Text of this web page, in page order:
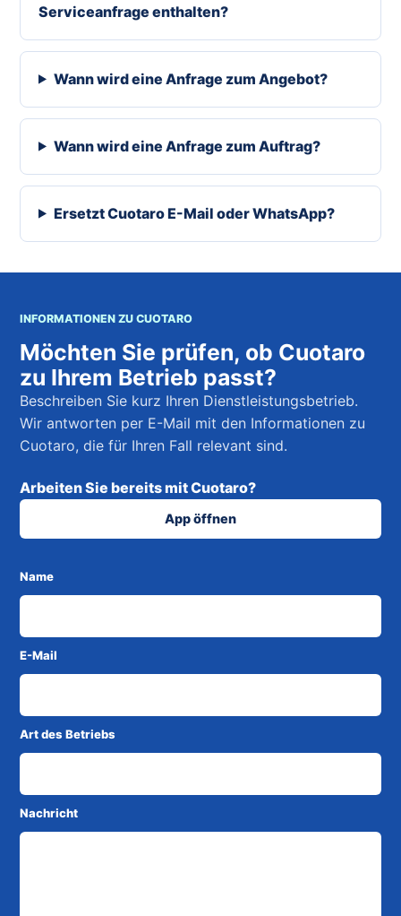
Serviceanfrage enthalten?
Wann wird eine Anfrage zum Angebot?
Wann wird eine Anfrage zum Auftrag?
Ersetzt Cuotaro E-Mail oder WhatsApp?
INFORMATIONEN ZU CUOTARO
Möchten Sie prüfen, ob Cuotaro
zu Ihrem Betrieb passt?
Beschreiben Sie kurz Ihren Dienstleistungsbetrieb.
Wir antworten per E-Mail mit den Informationen zu
Cuotaro, die für Ihren Fall relevant sind.
Arbeiten Sie bereits mit Cuotaro?
App öffnen
Name
E-Mail
Art des Betriebs
Nachricht